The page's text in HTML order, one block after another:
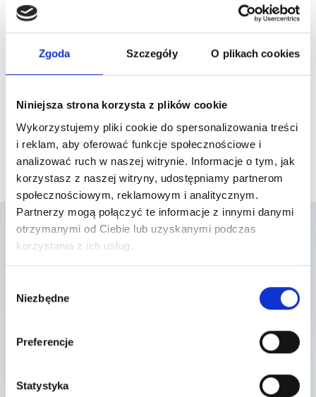
Zgoda Szczegóły O plikach cookies
Niniejsza strona korzysta z plików cookie
Wykorzystujemy pliki cookie do spersonalizowania treści
i reklam, aby oferować funkcje społecznościowe i
analizować ruch w naszej witrynie. Informacje o tym, jak
korzystasz z naszej witryny, udostępniamy partnerom
społecznościowym, reklamowym i analitycznym.
Partnerzy mogą połączyć te informacje z innymi danymi
otrzymanymi od Ciebie lub uzyskanymi podczas
korzystania z ich usług.
zgody
Niezbędne
Preferencje
Statystyka
Lista placówek w
których usługa jest
Szpital Piaseczno